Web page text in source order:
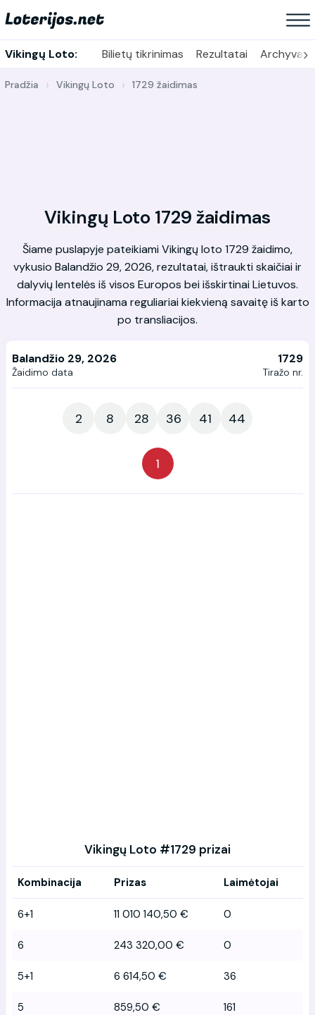
Vikingų Loto: Bilietų tikrinimas Rezultatai Archyvas
›
Pradžia Vikingų Loto 1729 žaidimas
Vikingų Loto 1729 žaidimas
Šiame puslapyje pateikiami Vikingų loto 1729 žaidimo,
vykusio Balandžio 29, 2026, rezultatai, ištraukti skaičiai ir
dalyvių lentelės iš visos Europos bei išskirtinai Lietuvos.
Informacija atnaujinama reguliariai kiekvieną savaitę iš karto
po transliacijos.
Balandžio 29, 2026
Žaidimo data
1729
Tiražo nr.
2 8 28 36 41 44
1
Vikingų Loto #1729 prizai
Kombinacija Prizas Laimėtojai
6+1 11 010 140,50 € 0
6 243 320,00 € 0
5+1 6 614,50 € 36
5 859,50 € 161